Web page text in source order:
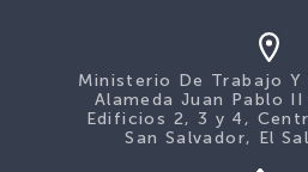
Ministerio De Trabajo Y
Alameda Juan Pablo
Edificios 2, 3 y 4,
San Salvador, El